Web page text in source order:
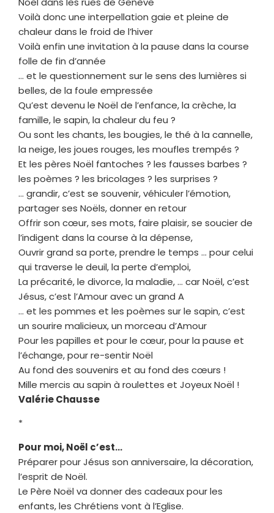
Voilà donc une interpellation gaie et pleine de
chaleur dans le froid de l’hiver
Voilà enfin une invitation à la pause dans la course
folle de fin d’année
… et le questionnement sur le sens des lumières si
belles, de la foule empressée
Qu’est devenu le Noël de l’enfance, la crèche, la
famille, le sapin, la chaleur du feu ?
Ou sont les chants, les bougies, le thé à la cannelle,
la neige, les joues rouges, les moufles trempés ?
Et les pères Noël fantoches ? les fausses barbes ?
les poèmes ? les bricolages ? les surprises ?
… grandir, c’est se souvenir, véhiculer l’émotion,
partager ses Noëls, donner en retour
Offrir son cœur, ses mots, faire plaisir, se soucier de
l’indigent dans la course à la dépense,
Ouvrir grand sa porte, prendre le temps … pour celui
qui traverse le deuil, la perte d’emploi,
La précarité, le divorce, la maladie, … car Noël, c’est
Jésus, c’est l’Amour avec un grand A
… et les pommes et les poèmes sur le sapin, c’est
un sourire malicieux, un morceau d’Amour
Pour les papilles et pour le cœur, pour la pause et
l’échange, pour re-sentir Noël
Au fond des souvenirs et au fond des cœurs !
Mille mercis au sapin à roulettes et Joyeux Noël !
Valérie Chausse
*
Pour moi, Noël c’est…
Préparer pour Jésus son anniversaire, la décoration,
l’esprit de Noël.
Le Père Noël va donner des cadeaux pour les
enfants, les Chrétiens vont à l’Eglise.